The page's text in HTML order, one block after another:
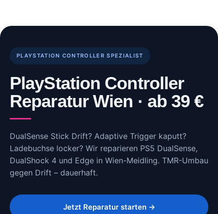
content
PLAYSTATION CONTROLLER SPEZIALIST
PlayStation Controller
Reparatur Wien · ab 39 €
DualSense Stick Drift? Adaptive Trigger kaputt?
Ladebuchse locker? Wir reparieren PS5 DualSense,
DualShock 4 und Edge in Wien-Meidling. TMR-Umbau
gegen Drift – dauerhaft.
Jetzt Reparatur starten →